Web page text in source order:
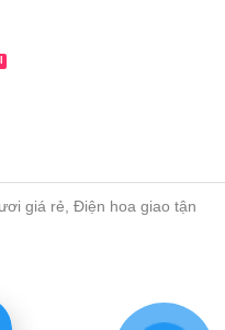
giá rẻ, Điện hoa giao tận